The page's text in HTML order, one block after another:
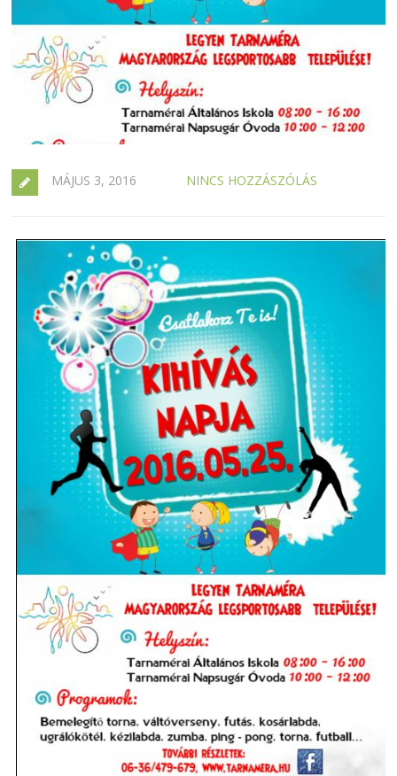
MÁJUS 3, 2016 NINCS HOZZÁSZÓLÁS